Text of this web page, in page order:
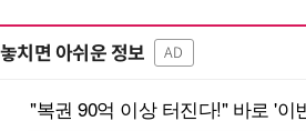
놓치면 아쉬운 정보 AD